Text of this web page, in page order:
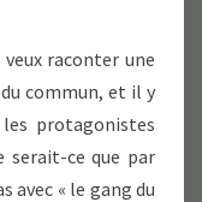
veux raconter une
commun, et il y
protagonistes
serait-ce que par
avec « le gang du